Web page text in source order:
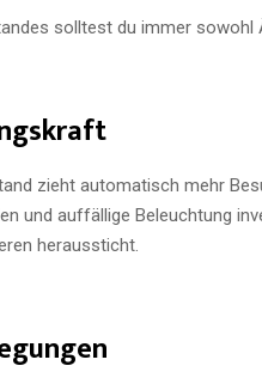
solltest du immer sowohl
zieht automatisch mehr
und auffällige Beleuchtung
heraussticht.